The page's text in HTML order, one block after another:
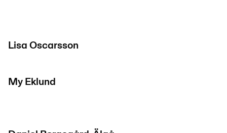
Lisa Oscarsson
My Eklund